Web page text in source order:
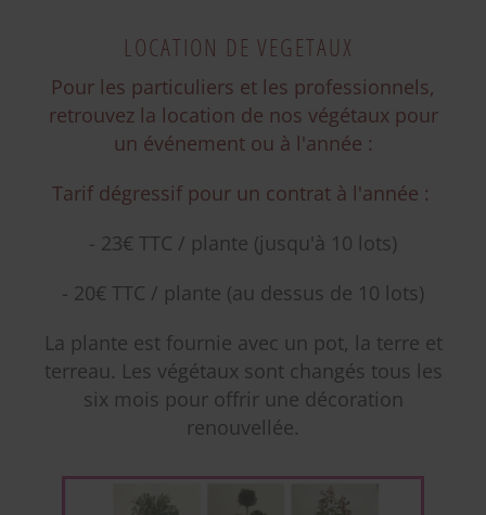
LOCATION DE VEGETAUX
Pour les particuliers et les professionnels,
retrouvez la location de nos végétaux pour
un événement ou à l'année :
Tarif dégressif pour un contrat à l'année :
- 23€ TTC / plante (jusqu'à 10 lots)
- 20€ TTC / plante (au dessus de 10 lots)
La plante est fournie avec un pot, la terre et
terreau. Les végétaux sont changés tous les
six mois pour offrir une décoration
renouvellée.